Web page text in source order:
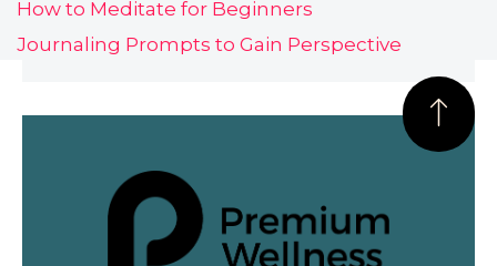
How to Meditate for Beginners
Journaling Prompts to Gain Perspective